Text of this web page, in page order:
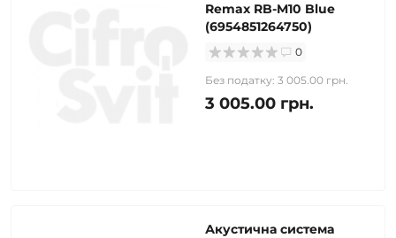
Remax RB-M10 Blue
(6954851264750)
0
Без податку: 3 005.00 грн.
3 005.00 грн.
Акустична система